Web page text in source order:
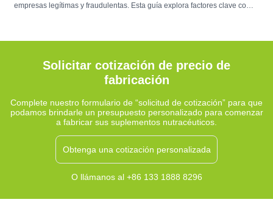
empresas legítimas y fraudulentas. Esta guía explora factores clave como
Solicitar cotización de precio de
fabricación
Complete nuestro formulario de “solicitud de cotización” para que
podamos brindarle un presupuesto personalizado para comenzar
a fabricar sus suplementos nutracéuticos.
Obtenga una cotización personalizada
O llámanos al +86 133 1888 8296